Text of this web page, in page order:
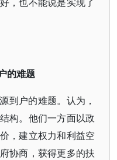
的难题
到户的难题。认为，
构。他们一方面以政
，建立权力和利益空
协商，获得更多的扶